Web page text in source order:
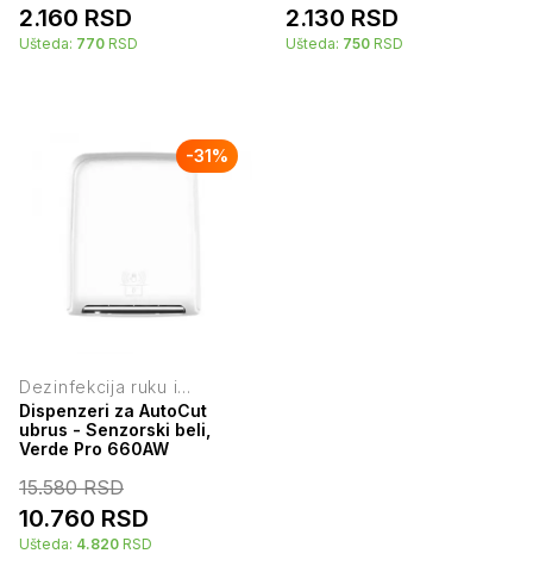
2.160 RSD
Ušteda: 770 RSD
2.130 RSD
Ušteda: 750 RSD
-31%
Dezinfekcija ruku i
higijenski držači
Dispenzeri za AutoCut
ubrus - Senzorski beli,
Verde Pro 660AW
15.580RSD
10.760 RSD
Ušteda: 4.820 RSD